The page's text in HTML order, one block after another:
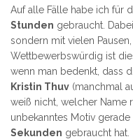
Auf alle Fälle habe ich für
Stunden gebraucht.
sondern mit vielen
Wettbewerbswürdig ist
wenn man bedenkt, dass
Kristin Thuv (manchmal
weiß nicht, welcher Name
unbekanntes Motiv gerade
Sekunden gebraucht hat.